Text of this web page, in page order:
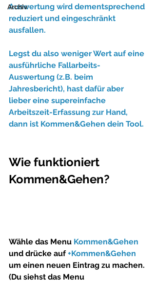
Archiv
Auswertung wird dementsprechend
reduziert und eingeschränkt
ausfallen.
Legst du also weniger Wert auf eine
ausführliche Fallarbeits-
Auswertung (z.B. beim
Jahresbericht), hast dafür aber
lieber eine supereinfache
Arbeitszeit-Erfassung zur Hand,
dann ist Kommen&Gehen dein Tool.
Wie funktioniert
Kommen&Gehen?
Wähle das Menu Kommen&Gehen
und drücke auf +Kommen&Gehen
um einen neuen Eintrag zu machen.
(Du siehst das Menu